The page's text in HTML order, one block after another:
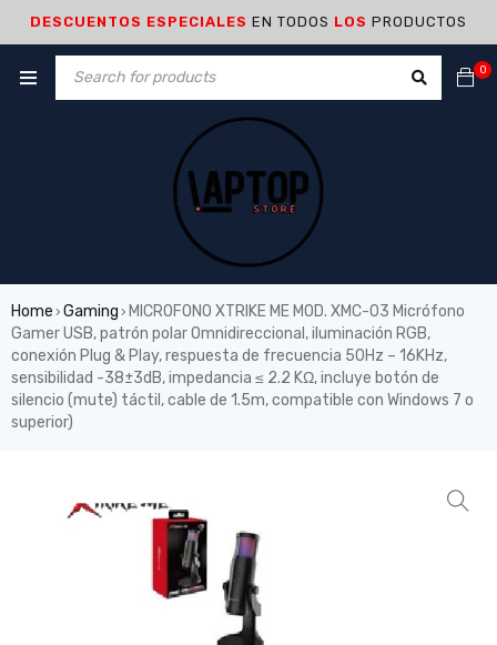
DESCUENTOS ESPECIALES EN TODOS LOS PRODUCTOS
0
Home › Gaming › MICROFONO XTRIKE ME MOD. XMC-03 Micrófono
Gamer USB, patrón polar Omnidireccional, iluminación RGB,
conexión Plug & Play, respuesta de frecuencia 50Hz – 16KHz,
sensibilidad -38±3dB, impedancia ≤ 2.2 KΩ, incluye botón de
silencio (mute) táctil, cable de 1.5m, compatible con Windows 7 o
superior)